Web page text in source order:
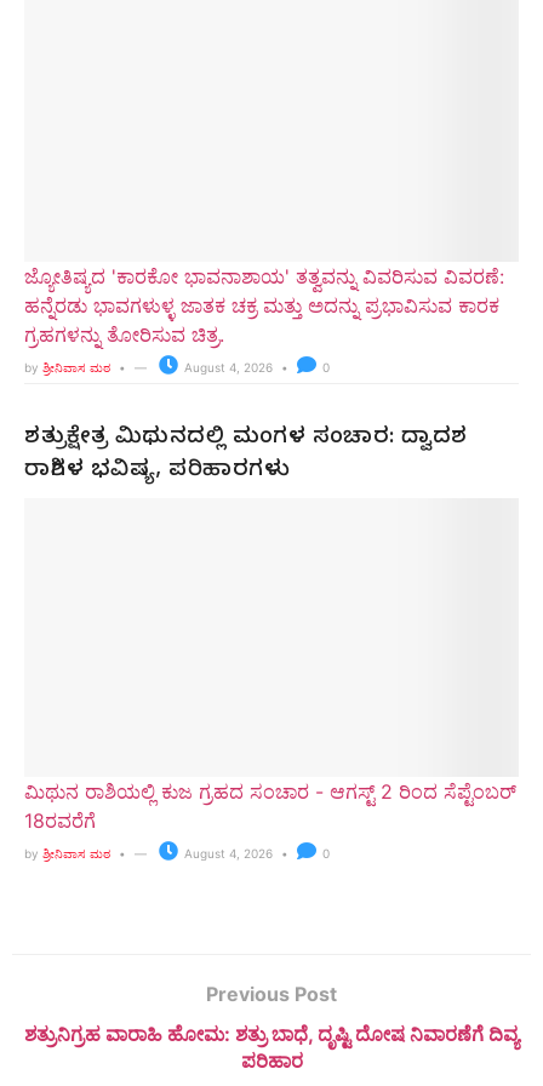
ಜ್ಯೋತಿಷ್ಯದ 'ಕಾರಕೋ ಭಾವನಾಶಾಯ' ತತ್ವವನ್ನು ವಿವರಿಸುವ ವಿವರಣೆ:
ಹನ್ನೆರಡು ಭಾವಗಳುಳ್ಳ ಜಾತಕ ಚಕ್ರ ಮತ್ತು ಅದನ್ನು ಪ್ರಭಾವಿಸುವ ಕಾರಕ
ಗ್ರಹಗಳನ್ನು ತೋರಿಸುವ ಚಿತ್ರ.
by ಶ್ರೀನಿವಾಸ ಮಠ August 4, 2026 0
ಶತ್ರುಕ್ಷೇತ್ರ ಮಿಥುನದಲ್ಲಿ ಮಂಗಳ ಸಂಚಾರ: ದ್ವಾದಶ
ರಾಶಿಗಳ ಭವಿಷ್ಯ, ಪರಿಹಾರಗಳು
ಮಿಥುನ ರಾಶಿಯಲ್ಲಿ ಕುಜ ಗ್ರಹದ ಸಂಚಾರ - ಆಗಸ್ಟ್ 2 ರಿಂದ ಸೆಪ್ಟೆಂಬರ್
18ರವರೆಗೆ
by ಶ್ರೀನಿವಾಸ ಮಠ August 4, 2026 0
Previous Post
ಶತ್ರುನಿಗ್ರಹ ವಾರಾಹಿ ಹೋಮ: ಶತ್ರು ಬಾಧೆ, ದೃಷ್ಟಿ ದೋಷ ನಿವಾರಣೆಗೆ ದಿವ್ಯ
ಪರಿಹಾರ